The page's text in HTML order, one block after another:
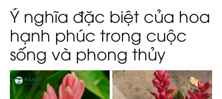
Ý nghĩa đặc biệt của hoa
hạnh phúc trong cuộc
sống và phong thủy